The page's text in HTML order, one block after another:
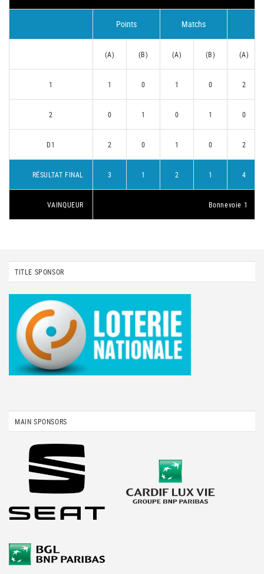
Points Matchs
(A) (B) (A) (B) (A)
1 1 0 1 0 2
2 0 1 0 1 0
D1 2 0 1 0 2
RÉSULTAT FINAL 3 1 2 1 4
VAINQUEUR Bonnevoie 1
TITLE SPONSOR
MAIN SPONSORS